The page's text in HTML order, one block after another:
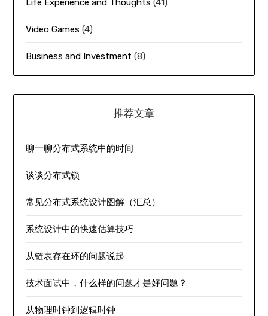
Life Experience and Thoughts (41)
Video Games (4)
Business and Investment (8)
推荐文章
聊一聊分布式系统中的时间
谈谈分布式锁
常见分布式系统设计图解（汇总）
系统设计中的快速估算技巧
从链表存在环的问题说起
技术面试中，什么样的问题才是好问题？
从物理时钟到逻辑时钟